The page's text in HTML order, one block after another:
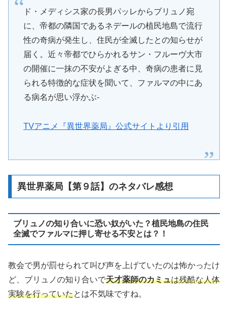
ド・メディシス家の長男パッレからブリュノ宛
に、帝都の隣国であるネデールの植民地島で流行
性の奇病が発生し、住民が全滅したとの知らせが
届く。近々帝都でひらかれるサン・フルーヴ大市
の開催に一抹の不安がよぎる中、奇病の患者に見
られる特徴的な症状を聞いて、ファルマの中にあ
る病名が思い浮かぶ-
TVアニメ『異世界薬局』公式サイトより引用
異世界薬局【第９話】のネタバレ感想
ブリュノの知り合いに恐い奴がいた？植民地島の住民
全滅でファルマに押し寄せる不安とは？！
教会で男が罰せられて叫び声を上げていたのは怖かったけ
ど、ブリュノの知り合いで天才薬師のカミュは残酷な人体
実験を行っていたとは不気味ですね。